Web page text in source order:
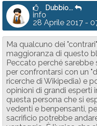
Dubbio...
info
28 Aprile 2017 -
Ma qualcuno dei
maggioranza di questo
Peccato perché
per confrontarsi con un
ricerche di Wikipedia) e
opinioni di grandi esperti
questa persona che si
vedenti e benpensanti,
sacrificio potrebbe